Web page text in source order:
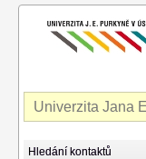
Univerzita Jana
Hledání kontaktů